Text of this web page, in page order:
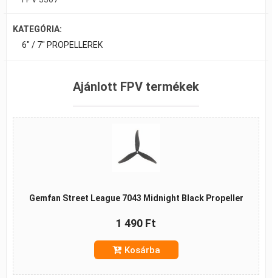
KATEGÓRIA:
6" / 7" PROPELLEREK
Ajánlott FPV termékek
Gemfan Street League 7043 Midnight Black Propeller
1 490 Ft
Kosárba